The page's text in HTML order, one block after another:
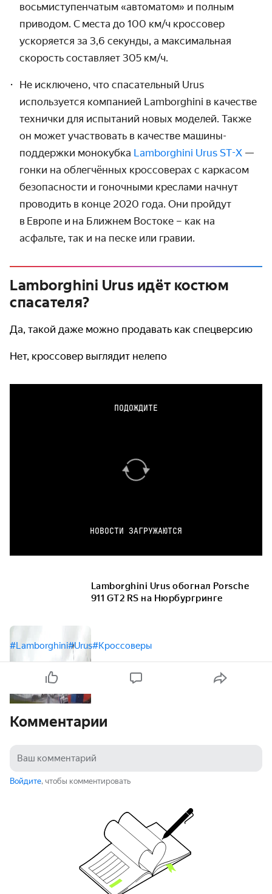
восьмиступенчатым «автоматом» и полным
приводом. С места до 100 км/ч кроссовер
ускоряется за 3,6 секунды, а максимальная
скорость составляет 305 км/ч.
Не исключено, что спасательный Urus
используется компанией Lamborghini в качестве
технички для испытаний новых моделей. Также
он может участвовать в качестве машины-
поддержки монокубка Lamborghini Urus ST-X —
гонки на облегчённых кроссоверах с каркасом
безопасности и гоночными креслами начнут
проводить в конце 2020 года. Они пройдут
в Европе и на Ближнем Востоке – как на
асфальте, так и на песке или гравии.
Lamborghini Urus идёт костюм
спасателя?
Да, такой даже можно продавать как спецверсию
Нет, кроссовер выглядит нелепо
ПОДОЖДИТЕ
НОВОСТИ ЗАГРУЖАЮТСЯ
Lamborghini Urus обогнал Porsche
911 GT2 RS на Нюрбургринге
#Lamborghini#Urus#Кроссоверы
Комментарии
Войдите, чтобы комментировать